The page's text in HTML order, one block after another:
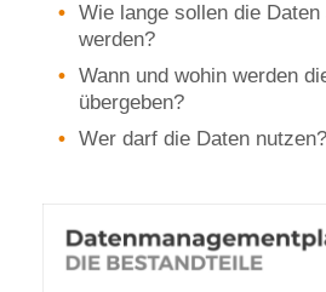
Wie lange sollen die Daten
werden?
Wann und wohin werden
übergeben?
Wer darf die Daten nutzen?